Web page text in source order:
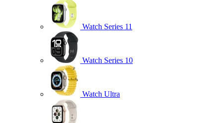
Watch Series 11
Watch Series 10
Watch Ultra